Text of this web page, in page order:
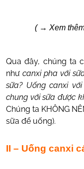
( → Xem
Qua đây, chúng ta
nhưcanxi pha với
sữa? Uống canxi
chung với sữa được
Chúng ta KHÔNG
sữa để uống).
II – Uống canxi